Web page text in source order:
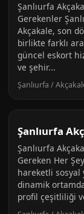
Şanlıurfa
Gerekenler
Akçakale, son
birlikte farklı
güncel eskort
ve şehir...
Şanlıurfa /
Şanlıurfa
Şanlıurfa
Gereken Her
hareketli sosyal
dinamik
profil çeşitliliği